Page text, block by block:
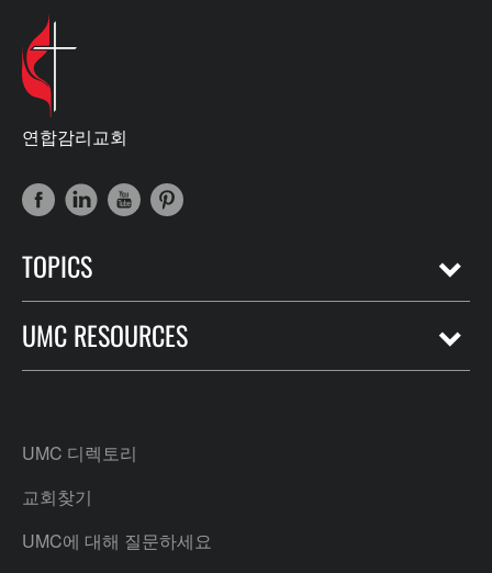
연합감리교회
TOPICS
UMC RESOURCES
UMC 디렉토리
교회찾기
UMC에 대해 질문하세요